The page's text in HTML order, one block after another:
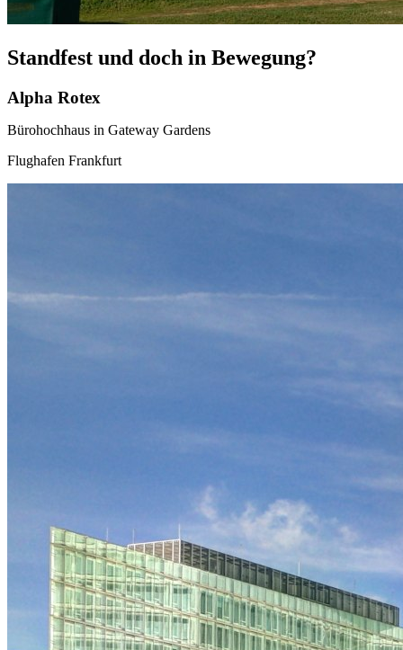
Standfest und doch in Bewegung?
Alpha Rotex
Bürohochhaus in Gateway Gardens
Flughafen Frankfurt